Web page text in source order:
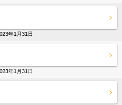
年1月31日
年1月31日